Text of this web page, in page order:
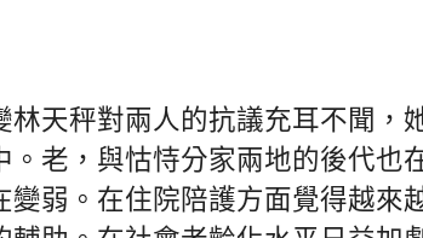
林天秤對兩人的抗議充耳不聞，
老，與怙恃分家兩地的後代也
弱。在住院陪護方面覺得越來